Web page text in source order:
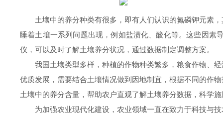
土壤中的养分种类有很多，即有人们认识的氮磷钾元素
睡着土壤一系列问题出现，例如盐渍化、酸化等。这些因素
仪，可以及时了解土壤养分状况，通过数据制定调整方案。
我国土壤类型多样，种植的作物种类繁多，粮食作物、
优质发展，需要结合土壤情况做到因地制宜，根据不同的作
土壤中的养分含量，帮助农户直观了解土壤养分数据，科学
为加强农业现代化建设，农业领域一直在致力于科技与